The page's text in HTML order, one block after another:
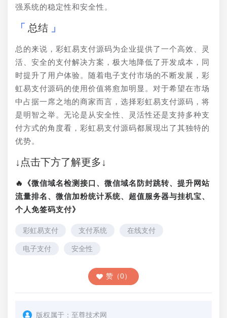
强系统的稳定性和安全性。
总结
总的来说，彩虹易支付源码为企业提供了一个高效、灵
活、安全的支付解决方案，极大地降低了开发成本，同
时提升了用户体验。随着电子支付市场的不断发展，彩
虹易支付源码的使用价值将愈加明显。对于希望在市场
中占据一席之地的商家而言，选择彩虹易支付源码，将
是明智之举。无论是从安全性、灵活性还是支持多种支
付方式的角度看，彩虹易支付源码都展现出了其独特的
优势。
↓点击下方了解更多↓
🔥《微信域名检测接口、微信域名防封跳转、提升网站
流量排名、微信加粉统计系统、超值服务器与挂机宝、
个人免签码支付》
彩虹易支付 支付系统 在线支付
电子支付 安全性
赞（0）
版权属于： 至尊技术网